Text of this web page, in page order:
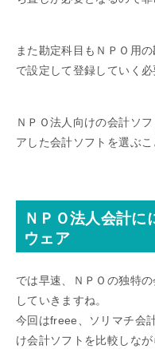
また勘定科目もＮＰＯ用
で設定して登録していく必
ＮＰＯ法人向けの会計ソ
アした会計ソフトを選ぶこ
ＮＰＯ法人会計に
ウェア
では早速、ＮＰＯの独特
していきますね。
今回はfreee、ソリマチ会
け会計ソフトを比較しな